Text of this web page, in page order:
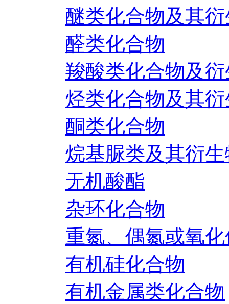
醚类化合物及其
醛类化合物
羧酸类化合物及
烃类化合物及其
酮类化合物
烷基脲类及其衍
无机酸酯
杂环化合物
重氮、偶氮或氧
有机硅化合物
有机金属类化合物